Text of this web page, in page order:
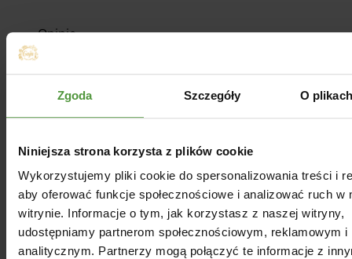
Zgoda Szczegóły O
Niniejsza strona korzysta z plików cookie
Wykorzystujemy pliki cookie do spersonalizowania treści i
aby oferować funkcje społecznościowe i analizować ruch w
witrynie. Informacje o tym, jak korzystasz z naszej witryny,
udostępniamy partnerom społecznościowym, reklamowym i
analitycznym. Partnerzy mogą połączyć te informacje z
Opinie
Dla Ciebie